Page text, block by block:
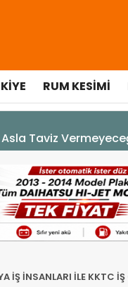
RUM KESIMI
DEK
İŞ İNSANLARI İLE KKTC